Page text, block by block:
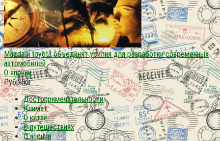
Mazda и toyota объединят усилия для разработки современных
автомобилей
О японии
Рубрики
Достопримечательности
Климат
О китае
О путешествиях
О японии